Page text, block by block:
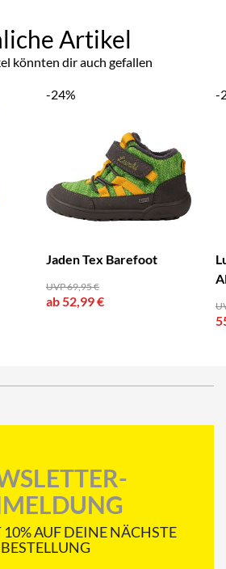
Artikel
könnten dir auch gefallen
-24%
Jaden Tex Barefoot
UVP 69,95 €
ab 52,99 €
-
10% AUF DEINE NÄCHSTE
BESTELLUNG